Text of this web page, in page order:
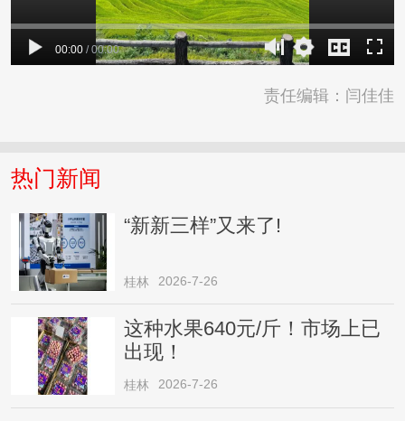
00:00 / 00:00
责任编辑：闫佳佳
热门新闻
“新新三样”又来了!
桂林 2026-7-26
这种水果640元/斤！市场上已
出现！
桂林 2026-7-26